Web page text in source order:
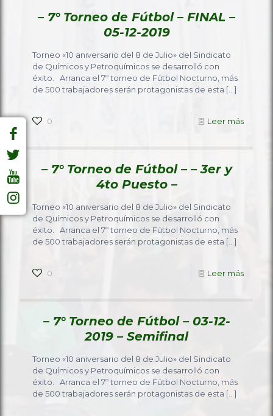
– 7° Torneo de Fútbol – FINAL –
05-12-2019
Torneo «10 aniversario del 8 de Julio» del Sindicato
de Químicos y Petroquímicos se desarrolló con
éxito. Arranca el 7º torneo de Fútbol Nocturno, más
de 500 trabajadores serán protagonistas de esta […]
0 Leer más
– 7° Torneo de Fútbol – – 3er y
4to Puesto –
Torneo «10 aniversario del 8 de Julio» del Sindicato
de Químicos y Petroquímicos se desarrolló con
éxito. Arranca el 7º torneo de Fútbol Nocturno, más
de 500 trabajadores serán protagonistas de esta […]
0 Leer más
– 7° Torneo de Fútbol – 03-12-
2019 – Semifinal
Torneo «10 aniversario del 8 de Julio» del Sindicato
de Químicos y Petroquímicos se desarrolló con
éxito. Arranca el 7º torneo de Fútbol Nocturno, más
de 500 trabajadores serán protagonistas de esta […]